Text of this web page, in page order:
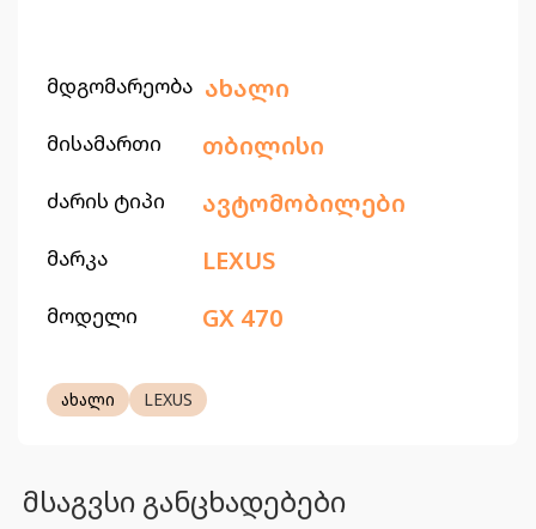
მდგომარეობა ახალი
მისამართი თბილისი
ძარის ტიპი ავტომობილები
მარკა LEXUS
მოდელი GX 470
ახალი LEXUS
მსაგვსი განცხადებები